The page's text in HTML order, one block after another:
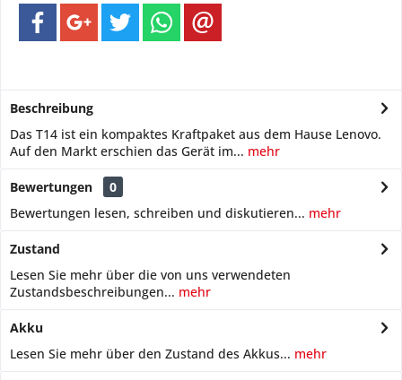
Beschreibung
Das T14 ist ein kompaktes Kraftpaket aus dem Hause Lenovo.
Auf den Markt erschien das Gerät im... mehr
Bewertungen
0
Bewertungen lesen, schreiben und diskutieren... mehr
Zustand
Lesen Sie mehr über die von uns verwendeten
Zustandsbeschreibungen... mehr
Akku
Lesen Sie mehr über den Zustand des Akkus... mehr